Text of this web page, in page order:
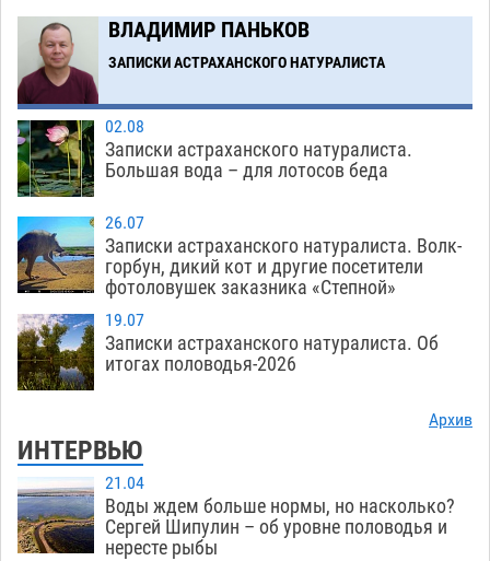
14:44
Астраханские кутилы сменили барные стойки
на полицейские дежурки
ВЛАДИМИР ПАНЬКОВ
ЗАПИСКИ АСТРАХАНСКОГО НАТУРАЛИСТА
02.08
Записки астраханского натуралиста.
Большая вода – для лотосов беда
26.07
Записки астраханского натуралиста. Волк-
горбун, дикий кот и другие посетители
фотоловушек заказника «Степной»
19.07
Записки астраханского натуралиста. Об
итогах половодья-2026
Архив
ИНТЕРВЬЮ
21.04
Воды ждем больше нормы, но насколько?
Сергей Шипулин – об уровне половодья и
нересте рыбы